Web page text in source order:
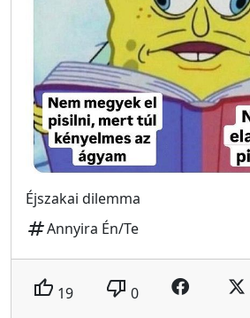
Éjszakai dilemma
tagAnnyira Én/Te
thumb_up 19 thumb_down 0